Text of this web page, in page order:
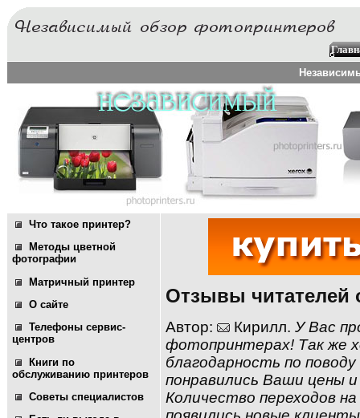
Что такое принтер?
Методы цветной
фотографии
Матричный принтер
О сайте
Телефоны сервис-
центров
Книги по
обслуживанию принтеров
Советы специалистов
Отзывы читателей
Автор: Кирилл. У Вас
фотопринтерах! Так же
благодарность по
понравились Ваши цены
Количество переходов